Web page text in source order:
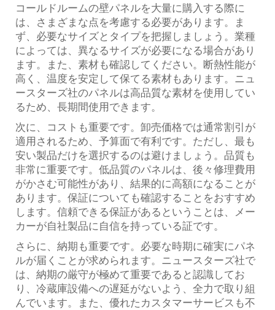
コールドルームの壁パネルを大量に購入する際に
は、さまざまな点を考慮する必要があります。ま
ず、必要なサイズとタイプを把握しましょう。業種
によっては、異なるサイズが必要になる場合があり
ます。また、素材も確認してください。断熱性能が
高く、温度を安定して保てる素材もあります。ニュ
ースターズ社のパネルは高品質な素材を使用してい
るため、長期間使用できます。
次に、コストも重要です。卸売価格では通常割引が
適用されるため、予算面で有利です。ただし、最も
安い製品だけを選択するのは避けましょう。品質も
非常に重要です。低品質のパネルは、後々修理費用
がかさむ可能性があり、結果的に高額になることが
あります。保証についても確認することをおすすめ
します。信頼できる保証があるということは、メー
カーが自社製品に自信を持っている証です。
さらに、納期も重要です。必要な時期に確実にパネ
ルが届くことが求められます。ニュースターズ社で
は、納期の厳守が極めて重要であると認識してお
り、冷蔵庫設備への遅延がないよう、全力で取り組
んでいます。また、優れたカスタマーサービスも不